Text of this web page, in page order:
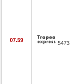
07.59 5473